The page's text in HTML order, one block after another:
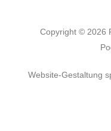
Copyright © 2026
Website-Gestaltung